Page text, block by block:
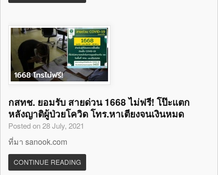
กสทช. ยอมรับ สายด่วน 1668 ไม่ฟรี! โป๊ะแตก
หลังญาติผู้ป่วยโควิด โทร.หาเตียงจนเงินหมด
Posted on 28 July, 2021
ที่มา sanook.com
CONTINUE READING